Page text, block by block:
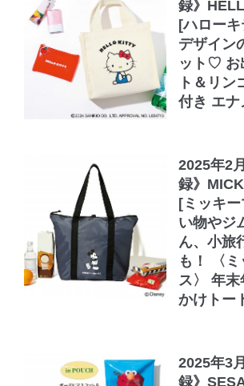
録》
[ハロー
デザイン
ット♡ お
ト＆リン
付き エ
2025年2
録》
[ミッキ
い物やジ
ん、小旅
も！ 〈
ス〉 年末
かけトー
2025年3
録》